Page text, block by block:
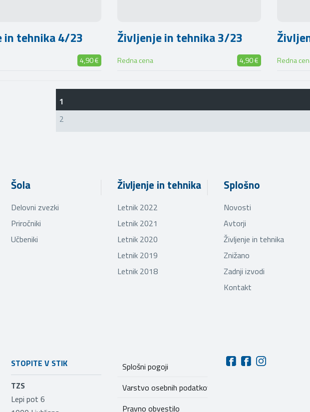
in tehnika 4/23
4,90 €
Življenje in tehnika 3/23
Redna cena 4,90 € Redna
1
2
Šola
Delovni zvezki
Priročniki
Učbeniki
Življenje in tehnika
Letnik 2022
Letnik 2021
Letnik 2020
Letnik 2019
Letnik 2018
Splošno
Novosti
Avtorji
Življenje in tehnika
Znižano
Zadnji izvodi
Kontakt
STOPITE V STIK
TZS
Lepi pot 6
Splošni pogoji
Varstvo osebnih podatkov
Pravno obvestilo